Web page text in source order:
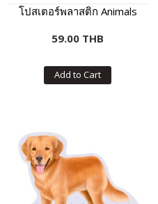
โปสเตอร์พลาสติก Animals
59.00 THB
Add to Cart